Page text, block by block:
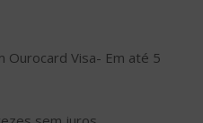
Ourocard Visa- Em até 5